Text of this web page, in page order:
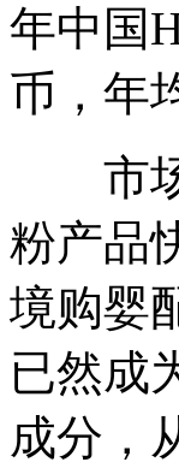
年中国
币，年
市场
粉产品
境购婴
已然成
成分，